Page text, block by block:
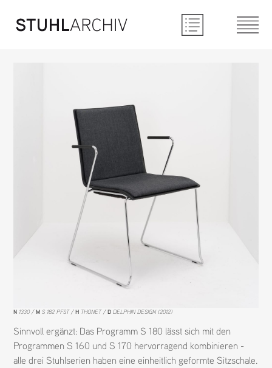
N 1330 M S 182 PFST H THONET D DELPHIN DESIGN (2012)
Sinnvoll ergänzt: Das Programm S 180 lässt sich mit den
Programmen S 160 und S 170 hervorragend kombinieren -
alle drei Stuhlserien haben eine einheitlich geformte Sitzschale.